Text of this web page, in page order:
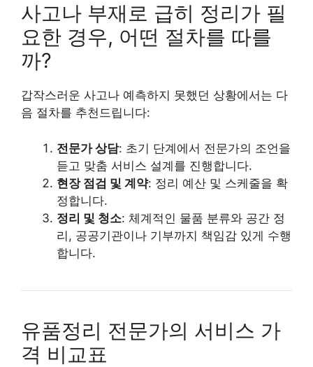
사고나 부재로 급히 정리가 필
요한 경우, 어떤 절차를 따를
까?
갑작스러운 사고나 예측하지 못했던 상황에서는 다
음 절차를 추천드립니다:
전문가 상담: 초기 단계에서 전문가의 조언을
듣고 맞춤 서비스 설계를 진행합니다.
현장 점검 및 계약: 정리 예산 및 스케줄을 확
정합니다.
정리 및 청소: 체계적인 물품 분류와 공간 정
리, 공공기관이나 기부까지 책임감 있게 수행
합니다.
유품정리 전문가의 서비스 가
격 비교표